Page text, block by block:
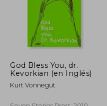
53,29 €
5%
dcto.
God Bless You, dr.
Kevorkian (en Inglés)
Kurt Vonnegut